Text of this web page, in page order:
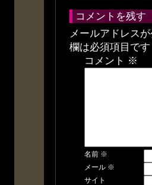
コメントを残す
メールアドレス
欄は必須項目です
コメント ※
名前 ※
メール ※
サイト